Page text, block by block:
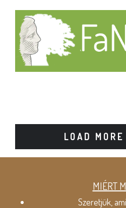
LOAD
MIÉRT
Szeretjük,